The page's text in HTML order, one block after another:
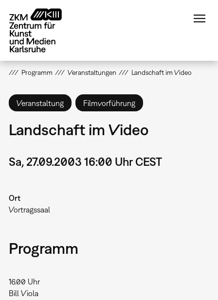
zum
Inhalt
Programm Veranstaltungen Landschaft im Video
Veranstaltung Filmvorführung
Landschaft im Video
Sa, 27.09.2003 16:00 Uhr CEST
Ort
Vortragssaal
Programm
16.00 Uhr
Bill Viola